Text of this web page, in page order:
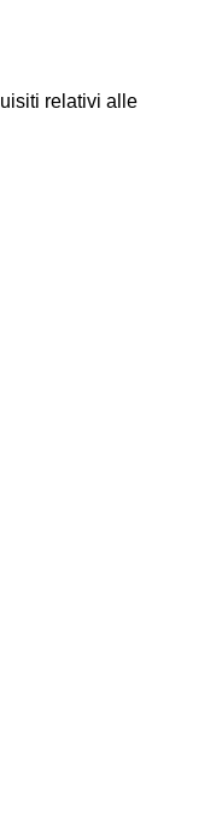
relativi alle